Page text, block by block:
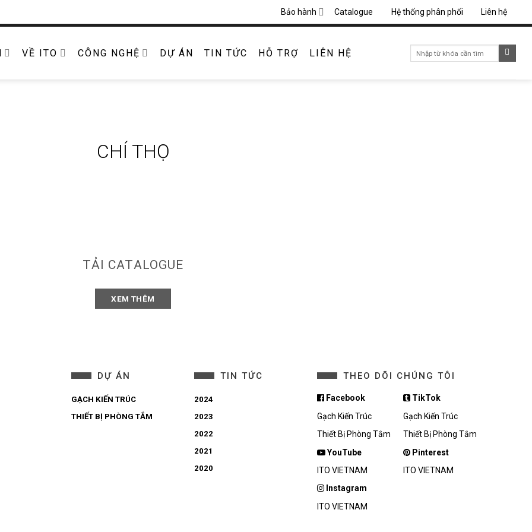
Bảo hành Catalogue Hệ thống phân phối Liên hệ
VỀ ITO CÔNG NGHỆ DỰ ÁN TIN TỨC HỖ TRỢ LIÊN HỆ
Search
CHÍ THỌ
TẢI CATALOGUE
XEM THÊM
DỰ ÁN
GẠCH KIẾN TRÚC
THIẾT BỊ PHÒNG TẮM
TIN TỨC
2024
2023
2022
2021
2020
THEO DÕI CHÚNG TÔI
Facebook
Gạch Kiến Trúc
Thiết Bị Phòng Tắm
YouTube
ITO VIETNAM
Instagram
ITO VIETNAM
TikTok
Gạch Kiến Trúc
Thiết Bị Phòng Tắm
Pinterest
ITO VIETNAM